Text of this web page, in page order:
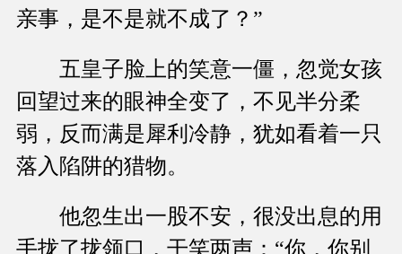
亲事，是不是就不成了？”
五皇子脸上的笑意一僵，忽觉女孩
回望过来的眼神全变了，不见半分柔
弱，反而满是犀利冷静，犹如看着一只
落入陷阱的猎物。
他忽生出一股不安，很没出息的用
手拢了拢领口，干笑两声：“你，你别